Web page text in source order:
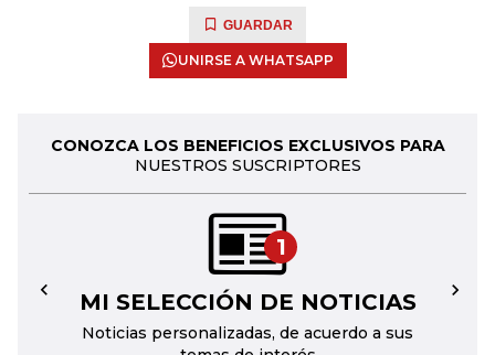
GUARDAR
UNIRSE A WHATSAPP
CONOZCA LOS BENEFICIOS EXCLUSIVOS PARA
NUESTROS SUSCRIPTORES
1
MI SELECCIÓN DE NOTICIAS
Noticias personalizadas, de acuerdo a sus
← →